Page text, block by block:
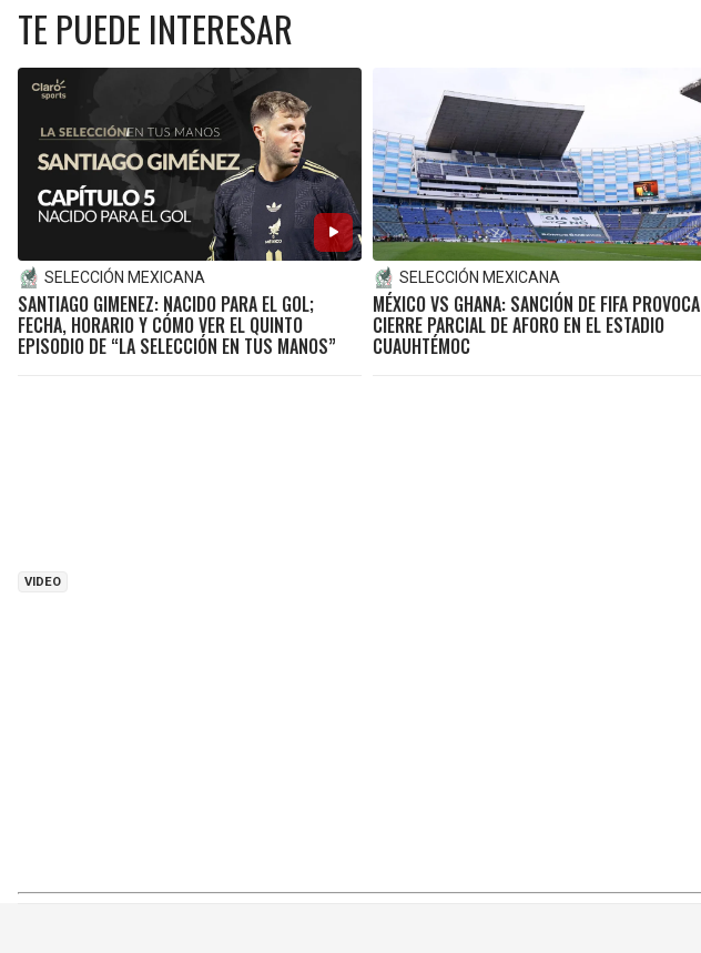
TE PUEDE INTERESAR
SELECCIÓN MEXICANA
SANTIAGO GIMENEZ: NACIDO PARA EL GOL;
FECHA, HORARIO Y CÓMO VER EL QUINTO
EPISODIO DE “LA SELECCIÓN EN TUS MANOS”
SELECCIÓN MEXICANA
MÉXICO VS GHANA: SANCIÓN DE FIFA PROVOCA
CIERRE PARCIAL DE AFORO EN EL ESTADIO
CUAUHTÉMOC
VIDEO